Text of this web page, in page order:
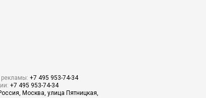
+7 495 953-74-34
+7 495 953-74-34
Москва, улица Пятницкая,